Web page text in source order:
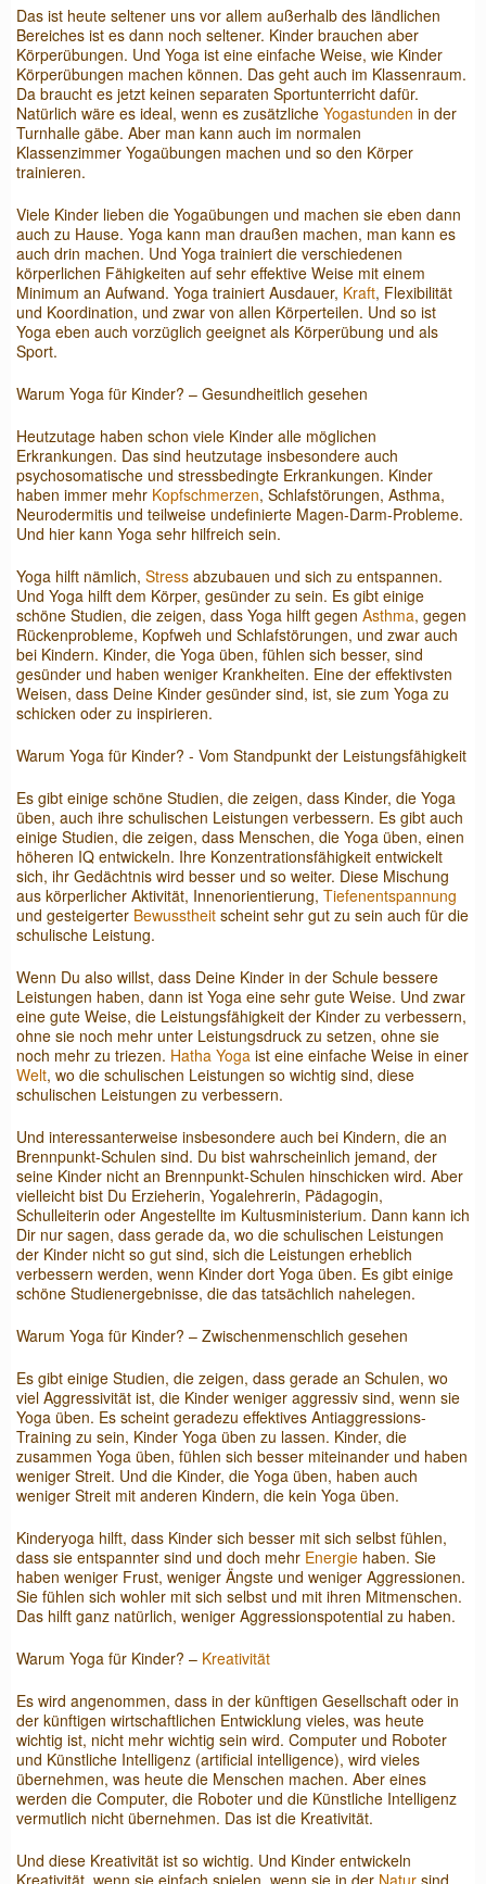
Das ist heute seltener uns vor allem außerhalb des ländlichen
Bereiches ist es dann noch seltener. Kinder brauchen aber
Körperübungen. Und Yoga ist eine einfache Weise, wie Kinder
Körperübungen machen können. Das geht auch im Klassenraum.
Da braucht es jetzt keinen separaten Sportunterricht dafür.
Natürlich wäre es ideal, wenn es zusätzliche Yogastunden in der
Turnhalle gäbe. Aber man kann auch im normalen
Klassenzimmer Yogaübungen machen und so den Körper
trainieren.
Viele Kinder lieben die Yogaübungen und machen sie eben dann
auch zu Hause. Yoga kann man draußen machen, man kann es
auch drin machen. Und Yoga trainiert die verschiedenen
körperlichen Fähigkeiten auf sehr effektive Weise mit einem
Minimum an Aufwand. Yoga trainiert Ausdauer, Kraft, Flexibilität
und Koordination, und zwar von allen Körperteilen. Und so ist
Yoga eben auch vorzüglich geeignet als Körperübung und als
Sport.
Warum Yoga für Kinder? – Gesundheitlich gesehen
Heutzutage haben schon viele Kinder alle möglichen
Erkrankungen. Das sind heutzutage insbesondere auch
psychosomatische und stressbedingte Erkrankungen. Kinder
haben immer mehr Kopfschmerzen, Schlafstörungen, Asthma,
Neurodermitis und teilweise undefinierte Magen-Darm-Probleme.
Und hier kann Yoga sehr hilfreich sein.
Yoga hilft nämlich, Stress abzubauen und sich zu entspannen.
Und Yoga hilft dem Körper, gesünder zu sein. Es gibt einige
schöne Studien, die zeigen, dass Yoga hilft gegen Asthma, gegen
Rückenprobleme, Kopfweh und Schlafstörungen, und zwar auch
bei Kindern. Kinder, die Yoga üben, fühlen sich besser, sind
gesünder und haben weniger Krankheiten. Eine der effektivsten
Weisen, dass Deine Kinder gesünder sind, ist, sie zum Yoga zu
schicken oder zu inspirieren.
Warum Yoga für Kinder? - Vom Standpunkt der Leistungsfähigkeit
Es gibt einige schöne Studien, die zeigen, dass Kinder, die Yoga
üben, auch ihre schulischen Leistungen verbessern. Es gibt auch
einige Studien, die zeigen, dass Menschen, die Yoga üben, einen
höheren IQ entwickeln. Ihre Konzentrationsfähigkeit entwickelt
sich, ihr Gedächtnis wird besser und so weiter. Diese Mischung
aus körperlicher Aktivität, Innenorientierung, Tiefenentspannung
und gesteigerter Bewusstheit scheint sehr gut zu sein auch für die
schulische Leistung.
Wenn Du also willst, dass Deine Kinder in der Schule bessere
Leistungen haben, dann ist Yoga eine sehr gute Weise. Und zwar
eine gute Weise, die Leistungsfähigkeit der Kinder zu verbessern,
ohne sie noch mehr unter Leistungsdruck zu setzen, ohne sie
noch mehr zu triezen. Hatha Yoga ist eine einfache Weise in einer
Welt, wo die schulischen Leistungen so wichtig sind, diese
schulischen Leistungen zu verbessern.
Und interessanterweise insbesondere auch bei Kindern, die an
Brennpunkt-Schulen sind. Du bist wahrscheinlich jemand, der
seine Kinder nicht an Brennpunkt-Schulen hinschicken wird. Aber
vielleicht bist Du Erzieherin, Yogalehrerin, Pädagogin,
Schulleiterin oder Angestellte im Kultusministerium. Dann kann ich
Dir nur sagen, dass gerade da, wo die schulischen Leistungen
der Kinder nicht so gut sind, sich die Leistungen erheblich
verbessern werden, wenn Kinder dort Yoga üben. Es gibt einige
schöne Studienergebnisse, die das tatsächlich nahelegen.
Warum Yoga für Kinder? – Zwischenmenschlich gesehen
Es gibt einige Studien, die zeigen, dass gerade an Schulen, wo
viel Aggressivität ist, die Kinder weniger aggressiv sind, wenn sie
Yoga üben. Es scheint geradezu effektives Antiaggressions-
Training zu sein, Kinder Yoga üben zu lassen. Kinder, die
zusammen Yoga üben, fühlen sich besser miteinander und haben
weniger Streit. Und die Kinder, die Yoga üben, haben auch
weniger Streit mit anderen Kindern, die kein Yoga üben.
Kinderyoga hilft, dass Kinder sich besser mit sich selbst fühlen,
dass sie entspannter sind und doch mehr Energie haben. Sie
haben weniger Frust, weniger Ängste und weniger Aggressionen.
Sie fühlen sich wohler mit sich selbst und mit ihren Mitmenschen.
Das hilft ganz natürlich, weniger Aggressionspotential zu haben.
Warum Yoga für Kinder? – Kreativität
Es wird angenommen, dass in der künftigen Gesellschaft oder in
der künftigen wirtschaftlichen Entwicklung vieles, was heute
wichtig ist, nicht mehr wichtig sein wird. Computer und Roboter
und Künstliche Intelligenz (artificial intelligence), wird vieles
übernehmen, was heute die Menschen machen. Aber eines
werden die Computer, die Roboter und die Künstliche Intelligenz
vermutlich nicht übernehmen. Das ist die Kreativität.
Und diese Kreativität ist so wichtig. Und Kinder entwickeln